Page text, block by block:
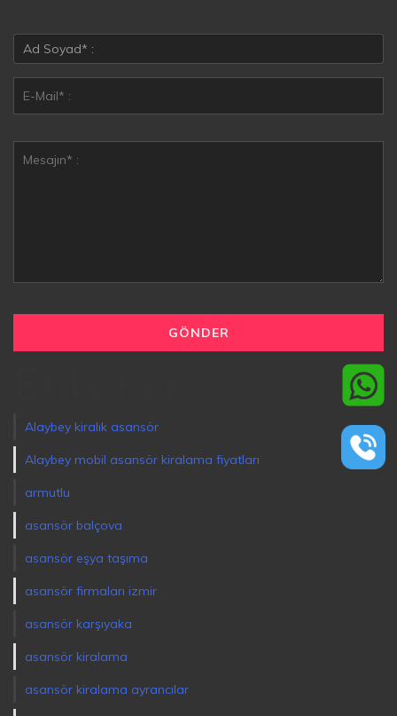
Alaybey kiralık asansör
Alaybey mobil asansör kiralama fiyatları
armutlu
asansör balçova
asansör eşya taşıma
asansör firmaları izmir
asansör karşıyaka
asansör kiralama
asansör kiralama ayrancılar